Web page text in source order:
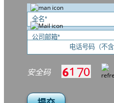
安全码